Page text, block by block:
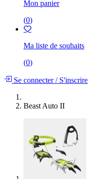
Mon panier
(0)
Ma liste de souhaits
(0)
Se connecter/S'inscrire
Beast Auto II